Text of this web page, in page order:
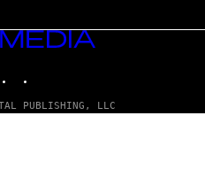
PUBLISHING, LLC